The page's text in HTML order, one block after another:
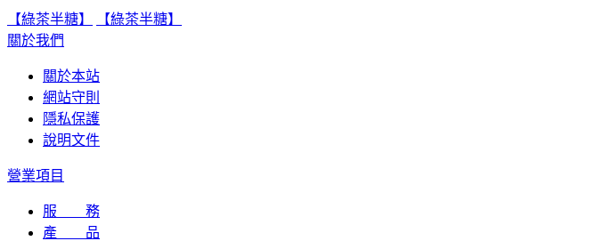
【綠茶半糖】
【綠茶半糖】
關於我們
關於本站
網站守則
隱私保護
說明文件
營業項目
服 務
產 品